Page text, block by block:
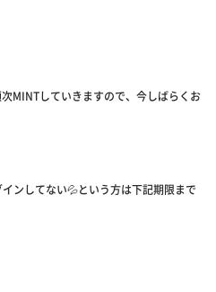
MINTしていきますので、今しばらくお
ンしてない💦という方は下記期限まで